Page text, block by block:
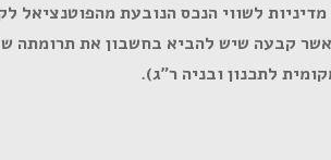
לקח בחשבון בשווי מצב קודם את תרומת תמ"א 38 ומסמך מדיניות לשווי הנכס הנובעת
אשר קבעה שיש להביא בחשבון את תרומתה